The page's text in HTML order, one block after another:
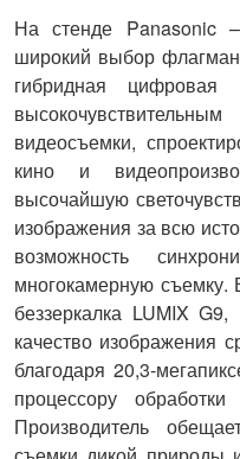
На стенде Panasonic–
широкий выбор
гибридная
видеосъемки,
кино и
высочайшую
изображения за всю
возможность
многокамерную съемку.
беззеркалка LUMIX G9,
качество изображения
благодаря 20,3-
процессору
Производитель